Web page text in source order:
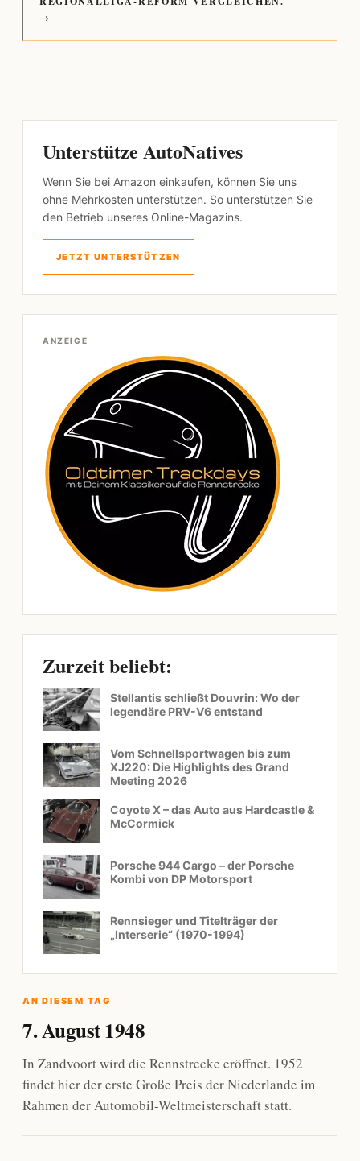
→
Unterstütze AutoNatives
Wenn Sie bei Amazon einkaufen, können Sie uns
ohne Mehrkosten unterstützen. So unterstützen Sie
den Betrieb unseres Online-Magazins.
JETZT UNTERSTÜTZEN
ANZEIGE
Zurzeit beliebt:
Stellantis schließt Douvrin: Wo der
legendäre PRV-V6 entstand
Vom Schnellsportwagen bis zum
XJ220: Die Highlights des Grand
Meeting 2026
Coyote X – das Auto aus Hardcastle &
McCormick
Porsche 944 Cargo – der Porsche
Kombi von DP Motorsport
Rennsieger und Titelträger der
„Interserie“ (1970-1994)
AN DIESEM TAG
7. August 1948
In Zandvoort wird die Rennstrecke eröffnet. 1952
findet hier der erste Große Preis der Niederlande im
Rahmen der Automobil-Weltmeisterschaft statt.